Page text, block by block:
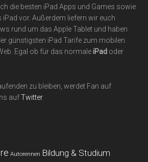
die besten iPad Apps und Games sowie
vor. Außerdem liefern wir euch
rund um das Apple Tablet und haben
günstigsten iPad Tarife zum mobilen
Egal ob für das normaleiPad oder
zu bleiben, werdet Fan auf
aufTwitter.
Autorennen Bildung & Studium